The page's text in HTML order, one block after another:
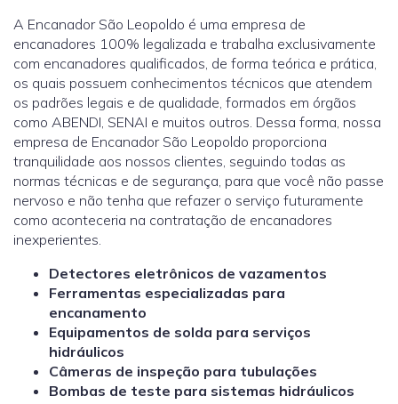
A Encanador São Leopoldo é uma empresa de
encanadores 100% legalizada e trabalha exclusivamente
com encanadores qualificados, de forma teórica e prática,
os quais possuem conhecimentos técnicos que atendem
os padrões legais e de qualidade, formados em órgãos
como ABENDI, SENAI e muitos outros. Dessa forma, nossa
empresa de Encanador São Leopoldo proporciona
tranquilidade aos nossos clientes, seguindo todas as
normas técnicas e de segurança, para que você não passe
nervoso e não tenha que refazer o serviço futuramente
como aconteceria na contratação de encanadores
inexperientes.
Detectores eletrônicos de vazamentos
Ferramentas especializadas para
encanamento
Equipamentos de solda para serviços
hidráulicos
Câmeras de inspeção para tubulações
Bombas de teste para sistemas hidráulicos